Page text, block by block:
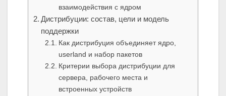
взаимодействия с ядром
Дистрибуции: состав, цели и модель
поддержки
Как дистрибуция объединяет ядро,
userland и набор пакетов
Критерии выбора дистрибуции для
сервера, рабочего места и
встроенных устройств